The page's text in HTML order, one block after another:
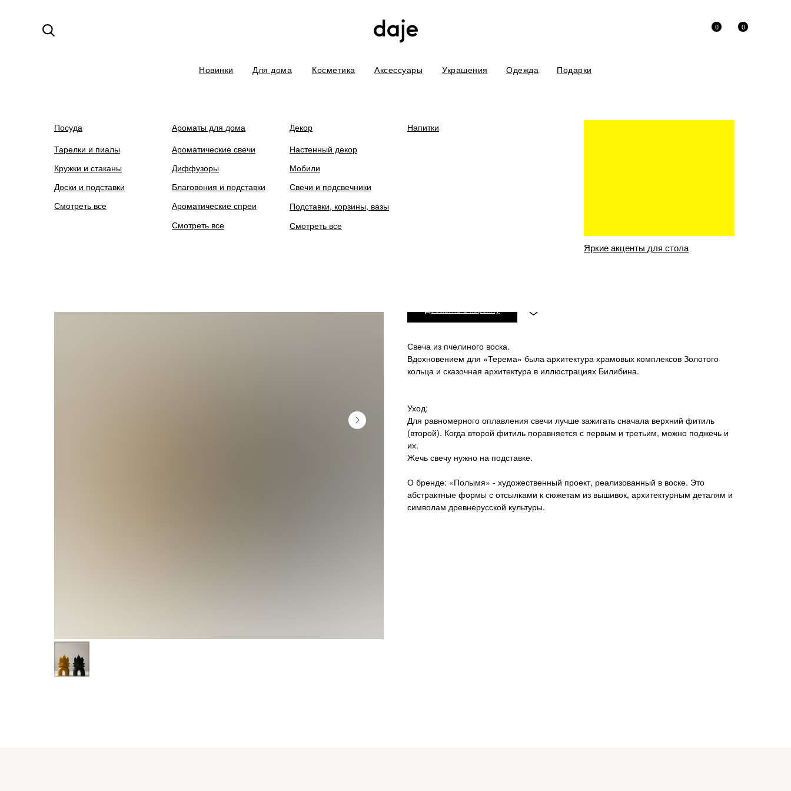
Для дома Косметика Аксессуары Украшения Одежда Подарки
0
0
Новинки
Добавить в корзину
Свеча из пчелиного воска.
Вдохновением для «Терема» была архитектура храмовых комплексов Золотого
кольца и сказочная архитектура в иллюстрациях Билибина.
Уход:
Для равномерного оплавления свечи лучше зажигать сначала верхний фитиль
(второй). Когда второй фитиль поравняется с первым и третьим, можно поджечь и
их.
Жечь свечу нужно на подставке.
О бренде: «Полымя» - художественный проект, реализованный в воске. Это
абстрактные формы с отсылками к сюжетам из вышивок, архитектурным деталям и
символам древнерусской культуры.
Посуда
Тарелки и пиалы
Кружки и стаканы
Доски и подставки
Смотреть все
Ароматы для дома
Ароматические свечи
Диффузоры
Благовония и подставки
Ароматические спреи
Смотреть все
Декор
Настенный декор
Мобили
Свечи и подсвечники
Подставки, корзины, вазы
Напитки
Яркие акценты для стола
Смотреть все